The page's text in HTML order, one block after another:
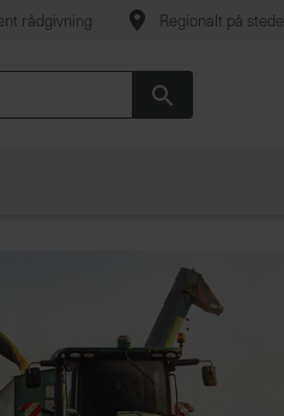
rådgivning Regionalt på